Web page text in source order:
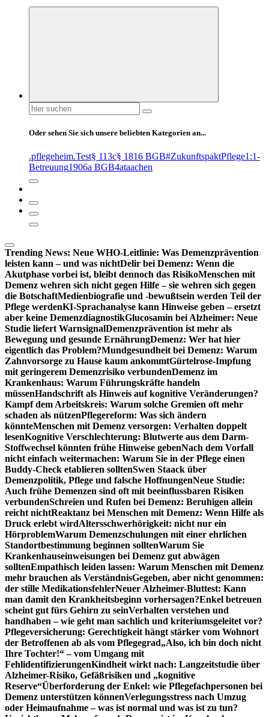
Suchen
nach:
Oder sehen Sie sich unsere beliebten Kategorien an...
.pflegeheim.Test§ 113c§ 1816 BGB#ZukunftspaktPflege1:1-
Betreuung1906a BGB4ataachen
Trending News: Neue WHO-Leitlinie: Was Demenzprävention
leisten kann – und was nichtDelir bei Demenz: Wenn die
Akutphase vorbei ist, bleibt dennoch das RisikoMenschen mit
Demenz wehren sich nicht gegen Hilfe – sie wehren sich gegen
die BotschaftMedienbiografie und -bewußtsein werden Teil der
Pflege werdenKI-Sprachanalyse kann Hinweise geben – ersetzt
aber keine DemenzdiagnostikGlucosamin bei Alzheimer: Neue
Studie liefert WarnsignalDemenzprävention ist mehr als
Bewegung und gesunde ErnährungDemenz: Wer hat hier
eigentlich das Problem?Mundgesundheit bei Demenz: Warum
Zahnvorsorge zu Hause kaum ankommtGürtelrose-Impfung
mit geringerem Demenzrisiko verbundenDemenz im
Krankenhaus: Warum Führungskräfte handeln
müssenHandschrift als Hinweis auf kognitive Veränderungen?
Kampf dem Arbeitskreis: Warum solche Gremien oft mehr
schaden als nützenPflegereform: Was sich ändern
könnteMenschen mit Demenz versorgen: Verhalten doppelt
lesenKognitive Verschlechterung: Blutwerte aus dem Darm-
Stoffwechsel könnten frühe Hinweise gebenNach dem Vorfall
nicht einfach weitermachen: Warum Sie in der Pflege einen
Buddy-Check etablieren solltenSwen Staack über
Demenzpolitik, Pflege und falsche HoffnungenNeue Studie:
Auch frühe Demenzen sind oft mit beeinflussbaren Risiken
verbundenSchreien und Rufen bei Demenz: Beruhigen allein
reicht nichtReaktanz bei Menschen mit Demenz: Wenn Hilfe als
Druck erlebt wirdAltersschwerhörigkeit: nicht nur ein
HörproblemWarum Demenzschulungen mit einer ehrlichen
Standortbestimmung beginnen solltenWarum Sie
Krankenhauseinweisungen bei Demenz gut abwägen
solltenEmpathisch leiden lassen: Warum Menschen mit Demenz
mehr brauchen als VerständnisGegeben, aber nicht genommen:
der stille MedikationsfehlerNeuer Alzheimer-Bluttest: Kann
man damit den Krankheitsbeginn vorhersagen?Enkel betreuen
scheint gut fürs Gehirn zu seinVerhalten verstehen und
handhaben – wie geht man sachlich und kriteriumsgeleitet vor?
Pflegeversicherung: Gerechtigkeit hängt stärker vom Wohnort
der Betroffenen ab als vom Pflegegrad„Also, ich bin doch nicht
Ihre Tochter!“ – vom Umgang mit
FehlidentifizierungenKindheit wirkt nach: Langzeitstudie über
Alzheimer-Risiko, Gefäßrisiken und „kognitive
Reserve“Überforderung der Enkel: wie Pflegefachpersonen bei
Demenz unterstützen könnenVerlegungsstress nach Umzug
oder Heimaufnahme – was ist normal und was ist zu tun?